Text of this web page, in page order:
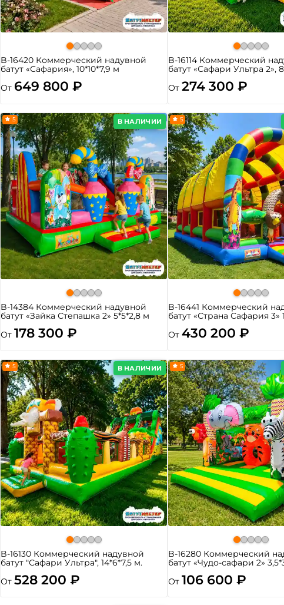
B-16420 Коммерческий надувной
батут «Сафария», 10*10*7,9 м
От 649 800 ₽
B-16114 Коммерческий
батут «Сафари Ультра 2»,
От 274 300 ₽
В НАЛИЧИИ
5
B-14384 Коммерческий надувной
батут «Зайка Степашка 2» 5*5*2,8 м
От 178 300 ₽
5
B-16441 Коммерческий
батут «Страна Сафария 3»
От 430 200 ₽
В НАЛИЧИИ
5
B-16130 Коммерческий надувной
батут "Сафари Ультра", 14*6*7,5 м.
От 528 200 ₽
5
B-16280 Коммерческий
батут «Чудо-сафари 2»
От 106 600 ₽